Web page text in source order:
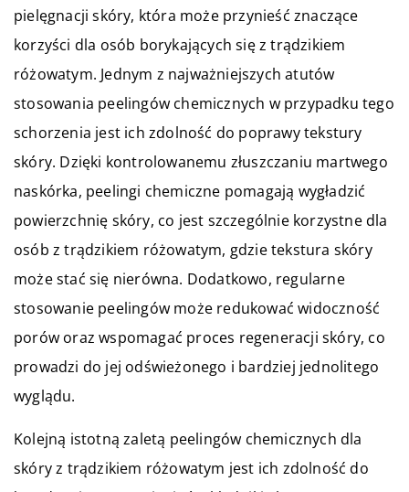
pielęgnacji skóry, która może przynieść znaczące
korzyści dla osób borykających się z trądzikiem
różowatym. Jednym z najważniejszych atutów
stosowania peelingów chemicznych w przypadku tego
schorzenia jest ich zdolność do poprawy tekstury
skóry. Dzięki kontrolowanemu złuszczaniu martwego
naskórka, peelingi chemiczne pomagają wygładzić
powierzchnię skóry, co jest szczególnie korzystne dla
osób z trądzikiem różowatym, gdzie tekstura skóry
może stać się nierówna. Dodatkowo, regularne
stosowanie peelingów może redukować widoczność
porów oraz wspomagać proces regeneracji skóry, co
prowadzi do jej odświeżonego i bardziej jednolitego
wyglądu.
Kolejną istotną zaletą peelingów chemicznych dla
skóry z trądzikiem różowatym jest ich zdolność do